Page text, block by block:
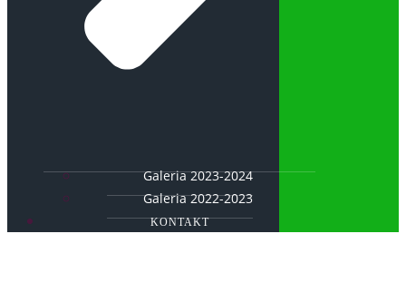
Galeria 2023-2024
Galeria 2022-2023
KONTAKT